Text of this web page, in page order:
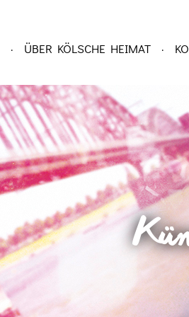
· ÜBER KÖLSCHE HEIMAT ·